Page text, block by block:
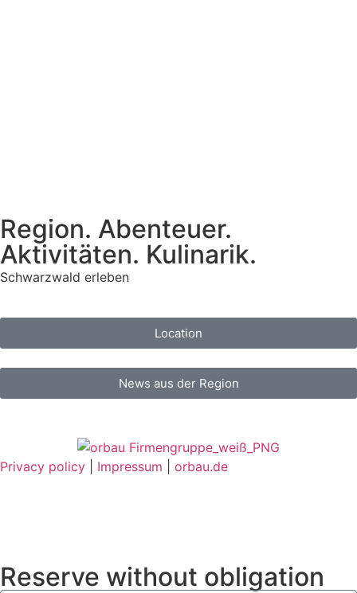
Region. Abenteuer.
Aktivitäten. Kulinarik.
Schwarzwald erleben
Location
News aus der Region
Privacy policy Impressum orbau.de
Reserve without obligation